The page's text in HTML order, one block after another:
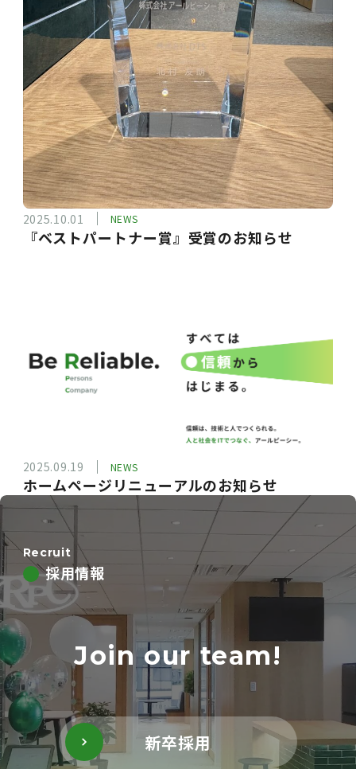
2025.10.01 NEWS
『ベストパートナー賞』受賞のお知らせ
2025.09.19 NEWS
ホームページリニューアルのお知らせ
Recruit
採用情報
Join our team!
新卒採用